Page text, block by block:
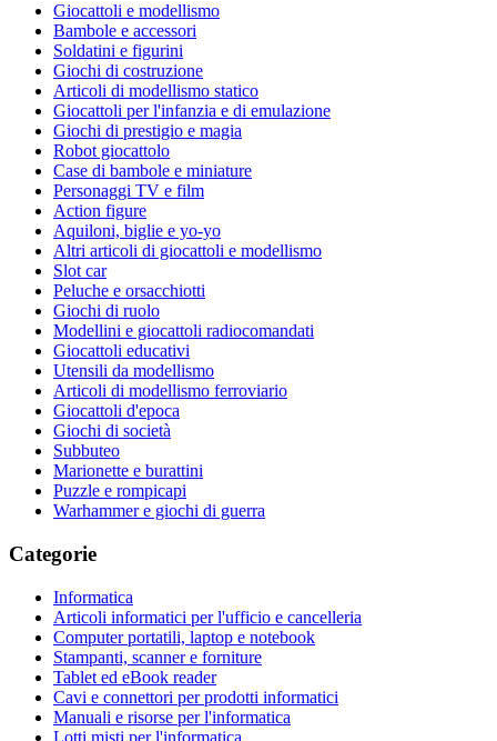
Giocattoli e modellismo
Bambole e accessori
Soldatini e figurini
Giochi di costruzione
Articoli di modellismo statico
Giocattoli per l'infanzia e di emulazione
Giochi di prestigio e magia
Robot giocattolo
Case di bambole e miniature
Personaggi TV e film
Action figure
Aquiloni, biglie e yo-yo
Altri articoli di giocattoli e modellismo
Slot car
Peluche e orsacchiotti
Giochi di ruolo
Modellini e giocattoli radiocomandati
Giocattoli educativi
Utensili da modellismo
Articoli di modellismo ferroviario
Giocattoli d'epoca
Giochi di società
Subbuteo
Marionette e burattini
Puzzle e rompicapi
Warhammer e giochi di guerra
Categorie
Informatica
Articoli informatici per l'ufficio e cancelleria
Computer portatili, laptop e notebook
Stampanti, scanner e forniture
Tablet ed eBook reader
Cavi e connettori per prodotti informatici
Manuali e risorse per l'informatica
Lotti misti per l'informatica